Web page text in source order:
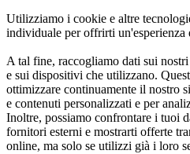
Utilizziamo i cookie e altre
individuale per offrirti un'esperienza
A tal fine, raccogliamo dati sui
e sui dispositivi che utilizzano.
ottimizzare continuamente il nostro
e contenuti personalizzati e per
Inoltre, possiamo confrontare i tuoi
fornitori esterni e mostrarti offerte
online, ma solo se utilizzi già i loro